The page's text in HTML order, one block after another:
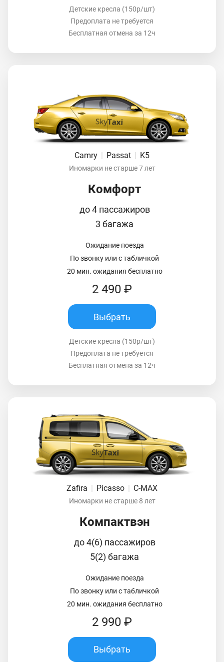
Детские кресла (150р/шт)
Предоплата не требуется
Бесплатная отмена за 12ч
Camry Passat K5
Иномарки не старше 7 лет
Комфорт
до 4 пассажиров
3 багажа
Ожидание поезда
По звонку или с табличкой
20 мин. ожидания бесплатно
2 490 ₽
Выбрать
Детские кресла (150р/шт)
Предоплата не требуется
Бесплатная отмена за 12ч
Zafira | Picasso | C-MAX
Иномарки не старше 8 лет
Компактвэн
до 4(6) пассажиров
5(2) багажа
Ожидание поезда
По звонку или с табличкой
20 мин. ожидания бесплатно
2 990 ₽
Выбрать